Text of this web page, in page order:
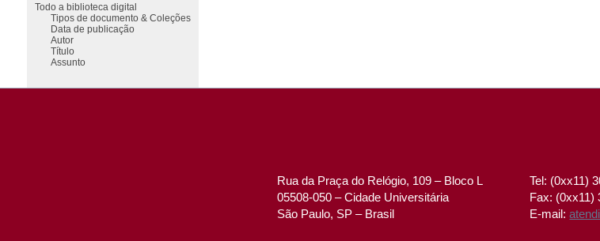
Todo a biblioteca digital
Tipos de documento & Coleções
Data de publicação
Autor
Título
Assunto
Rua da Praça do Relógio, 109 – Bloco L
05508-050 – Cidade Universitária
São Paulo, SP – Brasil
Tel: (0xx11)
Fax: (0xx11)
E-mail: